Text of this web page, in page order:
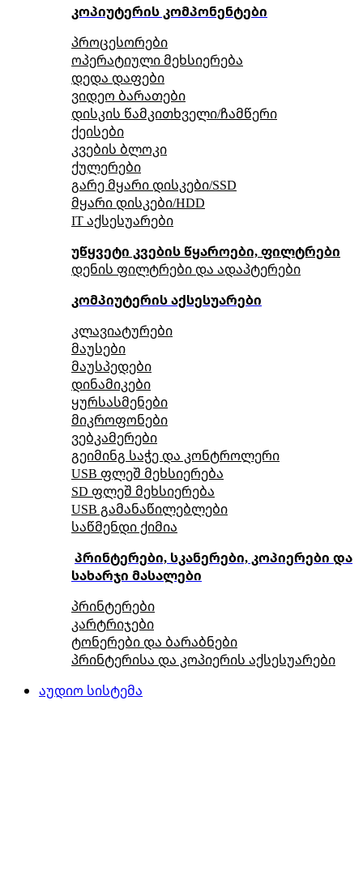
კოპიუტერის კომპონენტები
პროცესორები
ოპერატიული მეხსიერება
დედა დაფები
ვიდეო ბარათები
დისკის წამკითხველი/ჩამწერი
ქეისები
კვების ბლოკი
ქულერები
გარე მყარი დისკები/SSD
მყარი დისკები/HDD
IT აქსესუარები
უწყვეტი კვების წყაროები, ფილტრები
დენის ფილტრები და ადაპტერები
კომპიუტერის აქსესუარები
კლავიატურები
მაუსები
მაუსპედები
დინამიკები
ყურსასმენები
მიკროფონები
ვებკამერები
გეიმინგ საჭე და კონტროლერი
USB ფლეშ მეხსიერება
SD ფლეშ მეხსიერება
USB გამანაწილებლები
საწმენდი ქიმია
პრინტერები, სკანერები, კოპიერები და
სახარჯი მასალები
პრინტერები
კარტრიჯები
ტონერები და ბარაბნები
პრინტერისა და კოპიერის აქსესუარები
აუდიო სისტემა